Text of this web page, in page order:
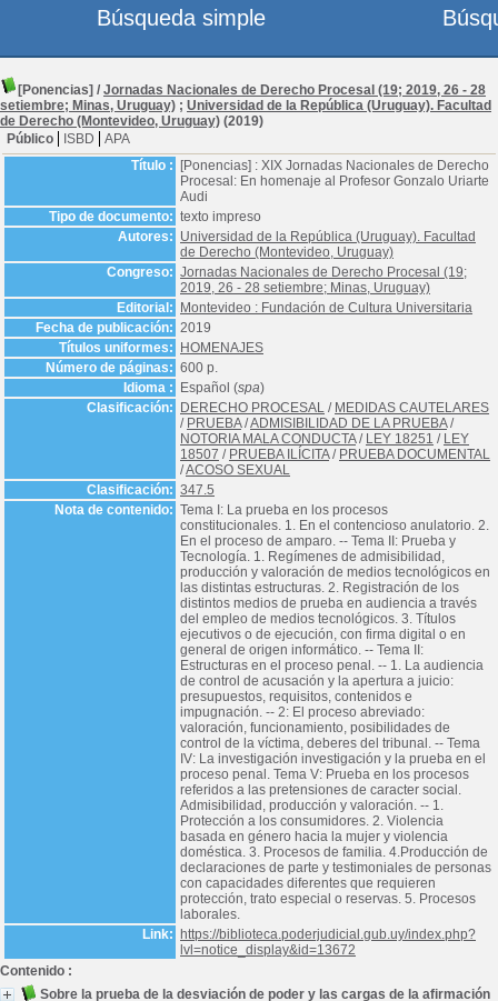
[Ponencias] / Jornadas Nacionales de Derecho Procesal (19; 2019, 26 - 28
setiembre; Minas, Uruguay) ; Universidad de la República (Uruguay). Facultad
de Derecho (Montevideo, Uruguay) (2019)
Público
ISBD
APA
Título :
[Ponencias] : XIX Jornadas Nacionales de Derecho
Procesal: En homenaje al Profesor Gonzalo Uriarte
Audi
Tipo de documento: texto impreso
Autores: Universidad de la República (Uruguay). Facultad
de Derecho (Montevideo, Uruguay)
Congreso: Jornadas Nacionales de Derecho Procesal (19;
2019, 26 - 28 setiembre; Minas, Uruguay)
Editorial:
Montevideo : Fundación de Cultura Universitaria
Fecha de publicación: 2019
Títulos uniformes:
HOMENAJES
Número de páginas: 600 p.
Idioma :
Español (spa)
Clasificación:
DERECHO PROCESAL / MEDIDAS CAUTELARES
/ PRUEBA/ADMISIBILIDAD DE LA PRUEBA/
NOTORIA MALA CONDUCTA/ LEY 18251 / LEY
18507 / PRUEBA ILÍCITA/ PRUEBA DOCUMENTAL
/ACOSO SEXUAL
Clasificación: 347.5
Nota de contenido: Tema I: La prueba en los procesos
constitucionales. 1. En el contencioso anulatorio. 2.
En el proceso de amparo. -- Tema II: Prueba y
Tecnología. 1. Regímenes de admisibilidad,
producción y valoración de medios tecnológicos en
las distintas estructuras. 2. Registración de los
distintos medios de prueba en audiencia a través
del empleo de medios tecnológicos. 3. Títulos
ejecutivos o de ejecución, con firma digital o en
general de origen informático. -- Tema II:
Estructuras en el proceso penal. -- 1. La audiencia
de control de acusación y la apertura a juicio:
presupuestos, requisitos, contenidos e
impugnación. -- 2: El proceso abreviado:
valoración, funcionamiento, posibilidades de
control de la víctima, deberes del tribunal. -- Tema
IV: La investigación investigación y la prueba en el
proceso penal. Tema V: Prueba en los procesos
referidos a las pretensiones de caracter social.
Admisibilidad, producción y valoración. -- 1.
Protección a los consumidores. 2. Violencia
basada en género hacia la mujer y violencia
doméstica. 3. Procesos de familia. 4.Producción de
declaraciones de parte y testimoniales de personas
con capacidades diferentes que requieren
protección, trato especial o reservas. 5. Procesos
laborales.
Link:
https://biblioteca.poderjudicial.gub.uy/index.php?
lvl=notice_display&id=13672
Contenido :
Sobre la prueba de la desviación de poder y las cargas de la afirmación
Búsqueda simple